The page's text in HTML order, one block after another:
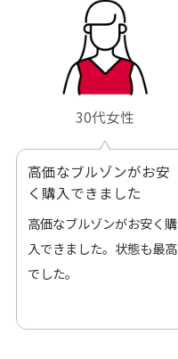
30代女性
高価なブルゾンがお安
く購入できました
高価なブルゾンがお安く購
入できました。状態も最高
でした。